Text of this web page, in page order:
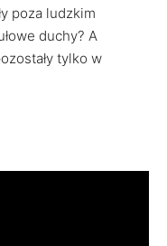
poza ludzkim
duchy? A
tylko w